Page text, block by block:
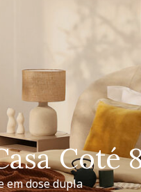
Coté
em dose dupla